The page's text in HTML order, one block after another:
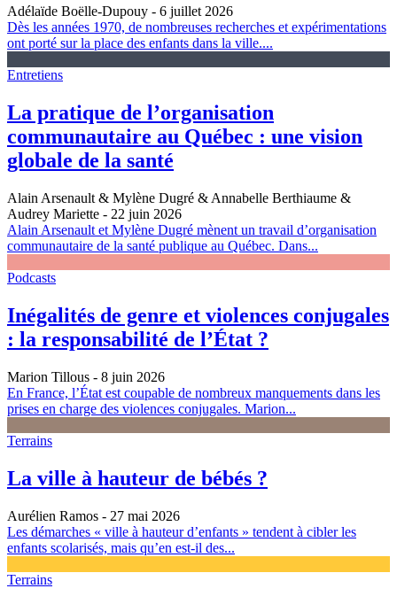
Adélaïde Boëlle-Dupouy - 6 juillet 2026
Dès les années 1970, de nombreuses recherches et expérimentations
ont porté sur la place des enfants dans la ville....
Entretiens
La pratique de l’organisation
communautaire au Québec : une vision
globale de la santé
Alain Arsenault & Mylène Dugré & Annabelle Berthiaume &
Audrey Mariette - 22 juin 2026
Alain Arsenault et Mylène Dugré mènent un travail d’organisation
communautaire de la santé publique au Québec. Dans...
Podcasts
Inégalités de genre et violences conjugales
: la responsabilité de l’État ?
Marion Tillous - 8 juin 2026
En France, l’État est coupable de nombreux manquements dans les
prises en charge des violences conjugales. Marion...
Terrains
La ville à hauteur de bébés ?
Aurélien Ramos - 27 mai 2026
Les démarches « ville à hauteur d’enfants » tendent à cibler les
enfants scolarisés, mais qu’en est-il des...
Terrains